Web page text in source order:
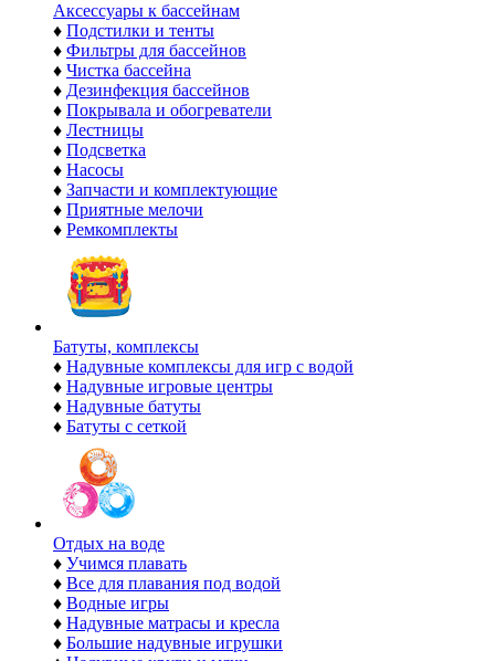
Аксессуары к бассейнам
♦ Подстилки и тенты
♦ Фильтры для бассейнов
♦ Чистка бассейна
♦ Дезинфекция бассейнов
♦ Покрывала и обогреватели
♦ Лестницы
♦ Подсветка
♦ Насосы
♦ Запчасти и комплектующие
♦ Приятные мелочи
♦ Ремкомплекты
Батуты, комплексы
♦ Надувные комплексы для игр с водой
♦ Надувные игровые центры
♦ Надувные батуты
♦ Батуты с сеткой
Отдых на воде
♦ Учимся плавать
♦ Все для плавания под водой
♦ Водные игры
♦ Надувные матрасы и кресла
♦ Большие надувные игрушки